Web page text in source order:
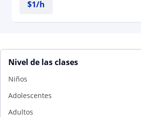
$1/h
Nivel de las clases
Niños
Adolescentes
Adultos